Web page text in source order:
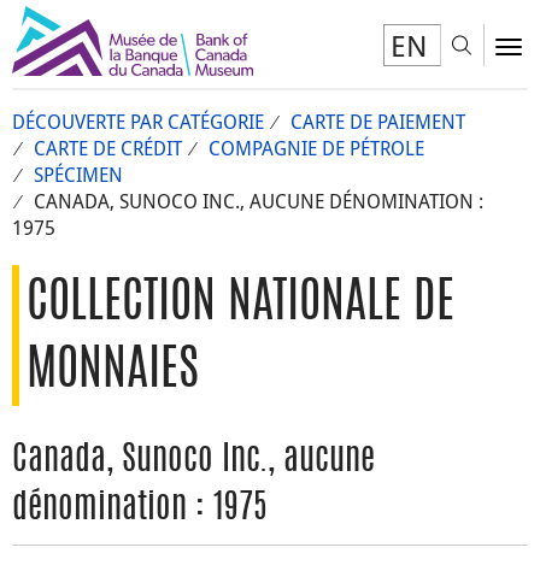
EN
DÉCOUVERTE PAR CATÉGORIE
CARTE DE PAIEMENT
CARTE DE CRÉDIT
COMPAGNIE DE PÉTROLE
SPÉCIMEN
CANADA, SUNOCO INC., AUCUNE DÉNOMINATION :
1975
COLLECTION NATIONALE DE
MONNAIES
Canada, Sunoco Inc., aucune
dénomination : 1975